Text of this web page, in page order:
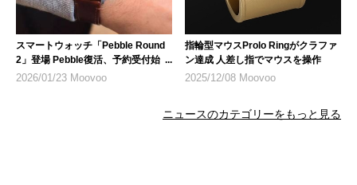
スマートウォッチ「Pebble Round
2」登場 Pebble復活、予約受付始ま
る
2026/01/23 Moovoo
指輪型マウスProlo Ringがクラファ
ン達成 人差し指でマウスを操作
2025/12/08 Moovoo
ニュースのカテゴリーをもっと見る